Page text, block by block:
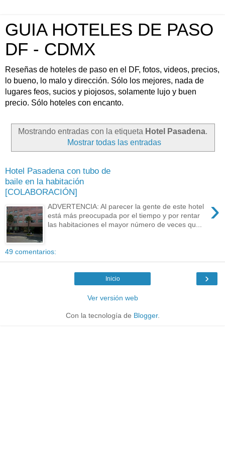
GUIA HOTELES DE PASO
DF - CDMX
Reseñas de hoteles de paso en el DF, fotos, videos, precios,
lo bueno, lo malo y dirección. Sólo los mejores, nada de
lugares feos, sucios y piojosos, solamente lujo y buen
precio. Sólo hoteles con encanto.
Mostrando entradas con la etiqueta Hotel Pasadena.
Mostrar todas las entradas
Hotel Pasadena con tubo de
baile en la habitación
[COLABORACIÓN]
›
ADVERTENCIA: Al parecer la gente de este hotel
está más preocupada por el tiempo y por rentar
las habitaciones el mayor número de veces qu...
49 comentarios:
›
Inicio
Ver versión web
Con la tecnología de Blogger.